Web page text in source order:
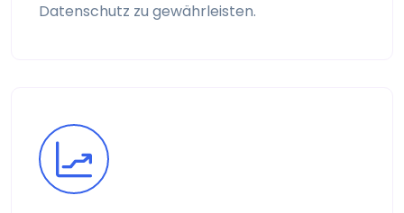
Datenschutz zu gewährleisten.